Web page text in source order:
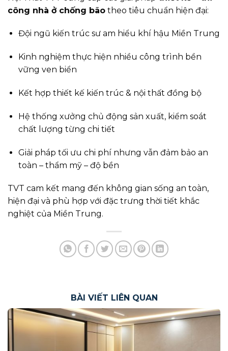
công nhà ở chống bão theo tiêu chuẩn hiện đại:
Đội ngũ kiến trúc sư am hiểu khí hậu Miền Trung
Kinh nghiệm thực hiện nhiều công trình bền
vững ven biển
Kết hợp thiết kế kiến trúc & nội thất đồng bộ
Hệ thống xưởng chủ động sản xuất, kiểm soát
chất lượng từng chi tiết
Giải pháp tối ưu chi phí nhưng vẫn đảm bảo an
toàn – thẩm mỹ – độ bền
TVT cam kết mang đến không gian sống an toàn,
hiện đại và phù hợp với đặc trưng thời tiết khắc
nghiệt của Miền Trung.
BÀI VIẾT LIÊN QUAN